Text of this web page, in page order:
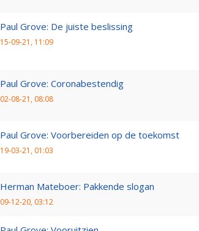
Paul Grove: De juiste beslissing
15-09-21, 11:09
Paul Grove: Coronabestendig
02-08-21, 08:08
Paul Grove: Voorbereiden op de toekomst
19-03-21, 01:03
Herman Mateboer: Pakkende slogan
09-12-20, 03:12